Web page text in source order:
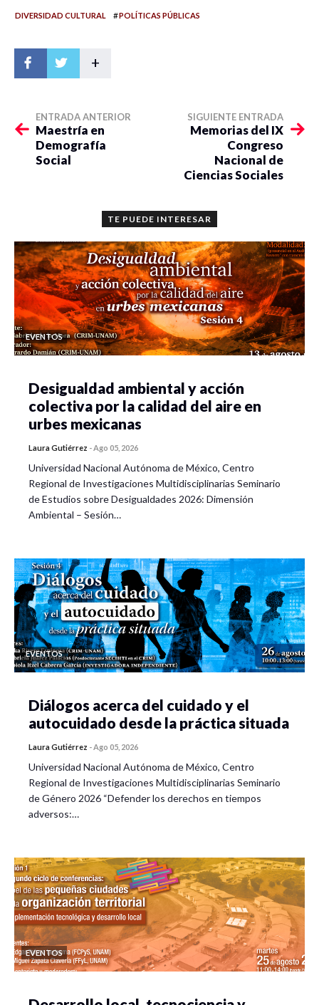
DIVERSIDAD CULTURAL #POLÍTICAS PÚBLICAS
+
ENTRADA ANTERIOR
Maestría en
Demografía
Social
SIGUIENTE ENTRADA
Memorias del IX
Congreso
Nacional de
Ciencias Sociales
TE PUEDE INTERESAR
EVENTOS
Desigualdad ambiental y acción
colectiva por la calidad del aire en
urbes mexicanas
Laura Gutiérrez - Ago 05, 2026
Universidad Nacional Autónoma de México, Centro
Regional de Investigaciones Multidisciplinarias Seminario
de Estudios sobre Desigualdades 2026: Dimensión
Ambiental – Sesión…
EVENTOS
Diálogos acerca del cuidado y el
autocuidado desde la práctica situada
Laura Gutiérrez - Ago 05, 2026
Universidad Nacional Autónoma de México, Centro
Regional de Investigaciones Multidisciplinarias Seminario
de Género 2026 “Defender los derechos en tiempos
adversos:…
EVENTOS